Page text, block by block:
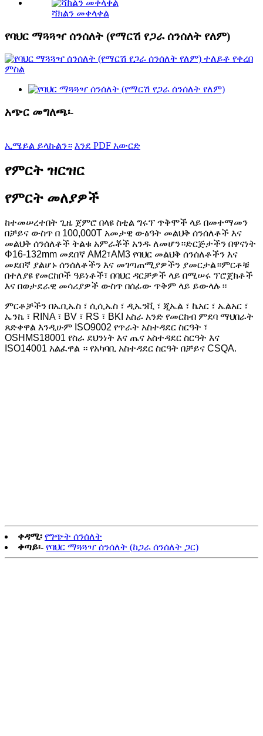
ሻክልን መቀላቀል
የባህር ማጓጓዣ ሰንሰለት (የማርሽ የጋራ ሰንሰለት የለም)
አጭር መግለጫ፡-
ኢሜይል ይላኩልን። እንደ PDF አውርድ
የምርት ዝርዝር
የምርት መለያዎች
ከተመሠረተበት ጊዜ ጀምሮ በላዩ ስቲል ግሩፕ ጥቅሞች ላይ በመተማመን
በቻይና ውስጥ በ 100,000T አመታዊ ውፅዓት መልህቅ ሰንሰለቶች እና
መልህቅ ሰንሰለቶች ትልቁ አምራቾች አንዱ ለመሆን።ድርጅታችን በዋናነት
Φ16-132mm መደበኛ AM2፣AM3 የባህር መልህቅ ሰንሰለቶችን እና
መደበኛ ያልሆኑ ሰንሰለቶችን እና መገጣጠሚያዎችን ያመርታል።ምርቶቹ
በተለያዩ የመርከቦች ዓይነቶች፣ በባህር ዳርቻዎች ላይ በሚሠሩ ፕሮጀክቶች
እና በወታደራዊ መሳሪያዎች ውስጥ በሰፊው ጥቅም ላይ ይውላሉ።
ምርቶቻችን በኤቢኤስ ፣ ሲሲኤስ ፣ ዲኤንቪ ፣ ጂኤል ፣ ኬአር ፣ ኤልአር ፣
ኤንኬ ፣ RINA ፣ BV ፣ RS ፣ BKI አስራ አንድ የመርከብ ምደባ ማህበራት
ጸድቀዋል እንዲሁም ISO9002 የጥራት አስተዳደር ስርዓት ፣
OSHMS18001 የስራ ደህንነት እና ጤና አስተዳደር ስርዓት እና
ISO14001 አልፈዋል ። የአካባቢ አስተዳደር ስርዓት በቻይና CSQA.
ቀዳሚ፡ የግጭት ሰንሰለት
ቀጣይ፡- የባህር ማጓጓዣ ሰንሰለት (ከጋራ ሰንሰለት ጋር)